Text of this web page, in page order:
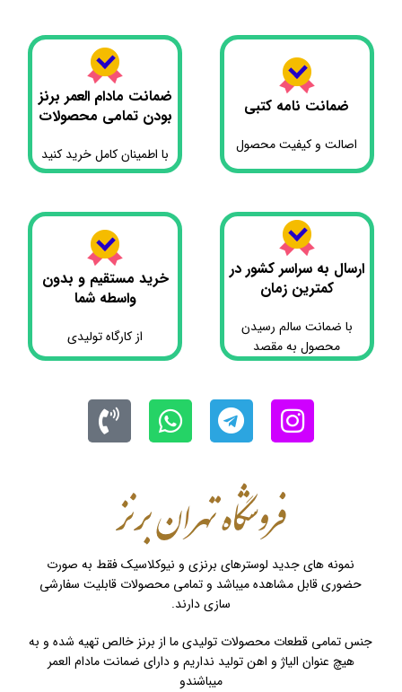
ضمانت نامه کتبی
اصالت و کیفیت محصول
ضمانت مادام العمر برنز
بودن تمامی محصولات
با اطمینان کامل خرید کنید
ارسال به سراسر کشور در
کمترین زمان
با ضمانت سالم رسیدن
محصول به مقصد
خرید مستقیم و بدون
واسطه شما
از کارگاه تولیدی
نمونه های جدید لوسترهای برنزی و نیوکلاسیک فقط به صورت
حضوری قابل مشاهده میباشد و تمامی محصولات قابلیت سفارشی
سازی دارند.
جنس تمامی قطعات محصولات تولیدی ما از برنز خالص تهیه شده و به
هیچ عنوان الیاژ و اهن تولید نداریم و دارای ضمانت مادام العمر
میباشندو